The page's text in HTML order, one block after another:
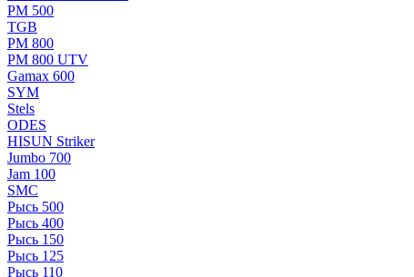
РМ 500
TGB
РМ 800
РМ 800 UTV
Gamax 600
SYM
Stels
ОDЕS
HISUN Striker
Jumbo 700
Jam 100
SMC
Рысь 500
Рысь 400
Рысь 150
Рысь 125
Рысь 110